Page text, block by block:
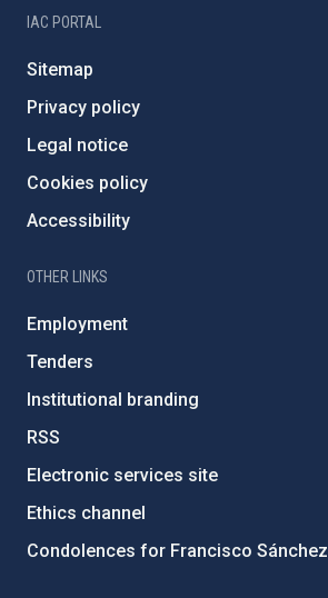
IAC PORTAL
Sitemap
Privacy policy
Legal notice
Cookies policy
Accessibility
OTHER LINKS
Employment
Tenders
Institutional branding
RSS
Electronic services site
Ethics channel
Condolences for Francisco Sánchez